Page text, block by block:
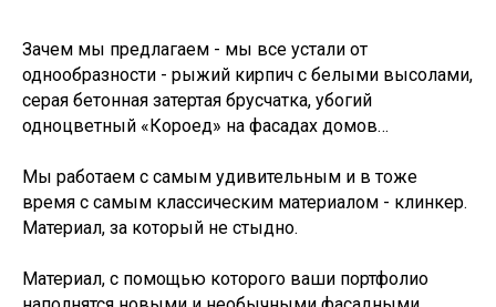
Зачем мы предлагаем - мы все устали от
однообразности - рыжий кирпич с белыми высолами,
серая бетонная затертая брусчатка, убогий
одноцветный «Короед» на фасадах домов…
Мы работаем с самым удивительным и в тоже
время с самым классическим материалом - клинкер.
Материал, за который не стыдно.
Материал, с помощью которого ваши портфолио